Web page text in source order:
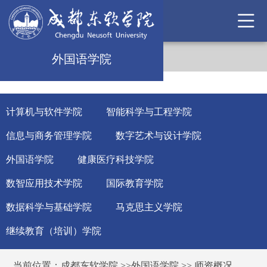
外国语学院
计算机与软件学院 智能科学与工程学院
信息与商务管理学院 数字艺术与设计学院
外国语学院 健康医疗科技学院
数智应用技术学院 国际教育学院
数据科学与基础学院 马克思主义学院
继续教育（培训）学院